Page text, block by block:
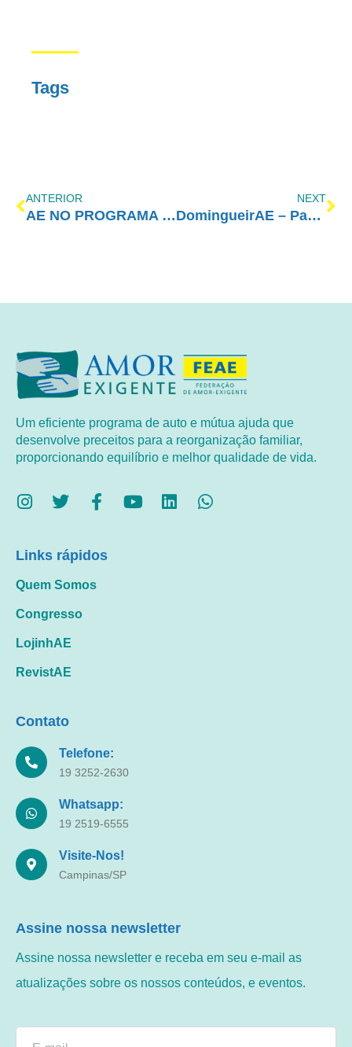
Tags
ANTERIOR
AE NO PROGRAMA VIDA MELHOR – REDEVIDA – 20/05/2024
NEXT
DomingueirAE – Para fazer o bem, precisa ser perfeito?
Um eficiente programa de auto e mútua ajuda que
desenvolve preceitos para a reorganização familiar,
proporcionando equilíbrio e melhor qualidade de vida.
Links rápidos
Quem Somos
Congresso
LojinhAE
RevistAE
Contato
Telefone:
19 3252-2630
Whatsapp:
19 2519-6555
Visite-Nos!
Campinas/SP
Assine nossa newsletter
Assine nossa newsletter e receba em seu e-mail as
atualizações sobre os nossos conteúdos, e eventos.